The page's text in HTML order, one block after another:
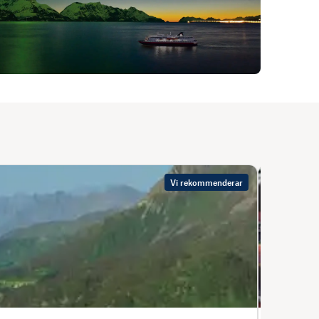
Vi rekommenderar